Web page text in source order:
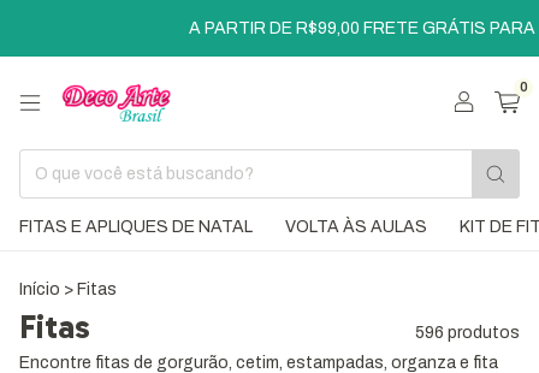
A PARTIR DE R$99,00 FRETE GRÁTIS PARA SÃO PAULO
0
FITAS E APLIQUES DE NATAL VOLTA ÀS AULAS KIT DE
Início > Fitas
Fitas
596 produtos
Encontre fitas de gorgurão, cetim, estampadas, organza e fita